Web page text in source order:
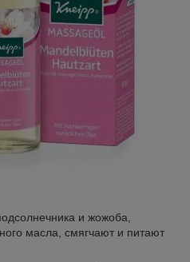
и жожоба,
масла, смягчают и питают